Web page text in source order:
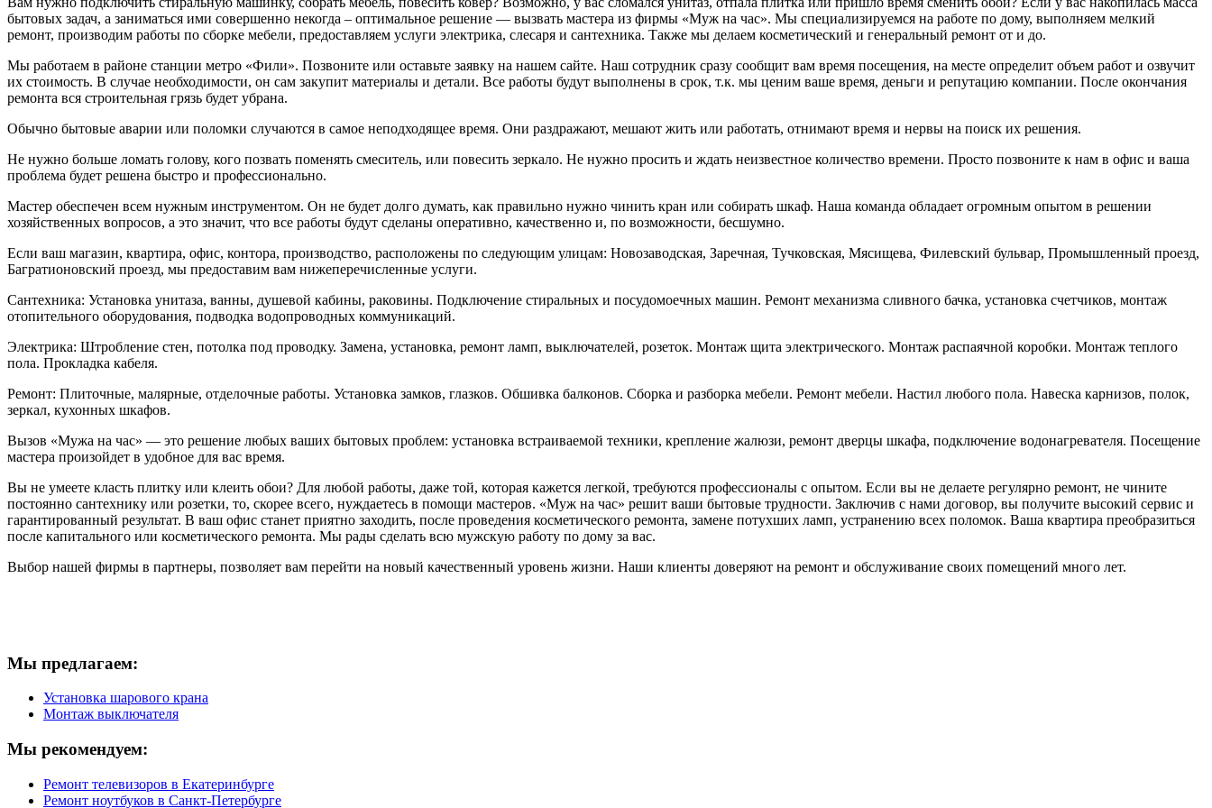
бытовых задач, а заниматься ими совершенно некогда – оптимальное решение — вызвать мастера из фирмы «Муж на час». Мы специализируемся на работе по дому, выполняем мелкий
ремонт, производим работы по сборке мебели, предоставляем услуги электрика, слесаря и сантехника. Также мы делаем косметический и генеральный ремонт от и до.
Мы работаем в районе станции метро «Фили». Позвоните или оставьте заявку на нашем сайте. Наш сотрудник сразу сообщит вам время посещения, на месте определит объем работ и озвучит
их стоимость. В случае необходимости, он сам закупит материалы и детали. Все работы будут выполнены в срок, т.к. мы ценим ваше время, деньги и репутацию компании. После окончания
ремонта вся строительная грязь будет убрана.
Обычно бытовые аварии или поломки случаются в самое неподходящее время. Они раздражают, мешают жить или работать, отнимают время и нервы на поиск их решения.
Не нужно больше ломать голову, кого позвать поменять смеситель, или повесить зеркало. Не нужно просить и ждать неизвестное количество времени. Просто позвоните к нам в офис и ваша
проблема будет решена быстро и профессионально.
Мастер обеспечен всем нужным инструментом. Он не будет долго думать, как правильно нужно чинить кран или собирать шкаф. Наша команда обладает огромным опытом в решении
хозяйственных вопросов, а это значит, что все работы будут сделаны оперативно, качественно и, по возможности, бесшумно.
Если ваш магазин, квартира, офис, контора, производство, расположены по следующим улицам: Новозаводская, Заречная, Тучковская, Мясищева, Филевский бульвар, Промышленный проезд,
Багратионовский проезд, мы предоставим вам нижеперечисленные услуги.
Сантехника: Установка унитаза, ванны, душевой кабины, раковины. Подключение стиральных и посудомоечных машин. Ремонт механизма сливного бачка, установка счетчиков, монтаж
отопительного оборудования, подводка водопроводных коммуникаций.
Электрика: Штробление стен, потолка под проводку. Замена, установка, ремонт ламп, выключателей, розеток. Монтаж щита электрического. Монтаж распаячной коробки. Монтаж теплого
пола. Прокладка кабеля.
Ремонт: Плиточные, малярные, отделочные работы. Установка замков, глазков. Обшивка балконов. Сборка и разборка мебели. Ремонт мебели. Настил любого пола. Навеска карнизов, полок,
зеркал, кухонных шкафов.
Вызов «Мужа на час» — это решение любых ваших бытовых проблем: установка встраиваемой техники, крепление жалюзи, ремонт дверцы шкафа, подключение водонагревателя. Посещение
мастера произойдет в удобное для вас время.
Вы не умеете класть плитку или клеить обои? Для любой работы, даже той, которая кажется легкой, требуются профессионалы с опытом. Если вы не делаете регулярно ремонт, не чините
постоянно сантехнику или розетки, то, скорее всего, нуждаетесь в помощи мастеров. «Муж на час» решит ваши бытовые трудности. Заключив с нами договор, вы получите высокий сервис и
гарантированный результат. В ваш офис станет приятно заходить, после проведения косметического ремонта, замене потухших ламп, устранению всех поломок. Ваша квартира преобразиться
после капитального или косметического ремонта. Мы рады сделать всю мужскую работу по дому за вас.
Выбор нашей фирмы в партнеры, позволяет вам перейти на новый качественный уровень жизни. Наши клиенты доверяют на ремонт и обслуживание своих помещений много лет.
Мы предлагаем:
Установка шарового крана
Монтаж выключателя
Мы рекомендуем:
Ремонт телевизоров в Екатеринбурге
Ремонт ноутбуков в Санкт-Петербурге